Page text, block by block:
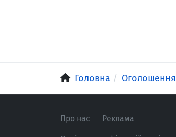
Головна Оголошення
Про нас Реклама